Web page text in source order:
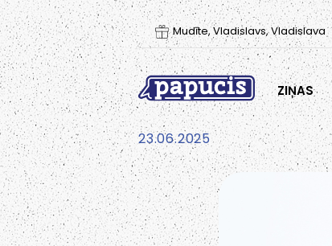
Mudīte, Vladislavs, Vladislava
ZIŅAS
23.06.2025